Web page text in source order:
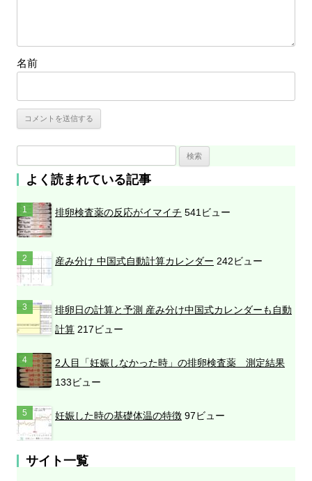
名前
:
よく読まれている記事
排卵検査薬の反応がイマイチ 541ビュー
産み分け 中国式自動計算カレンダー 242ビュー
排卵日の計算と予測 産み分け中国式カレンダーも自動
計算 217ビュー
2人目「妊娠しなかった時」の排卵検査薬 測定結果
133ビュー
妊娠した時の基礎体温の特徴 97ビュー
サイト一覧